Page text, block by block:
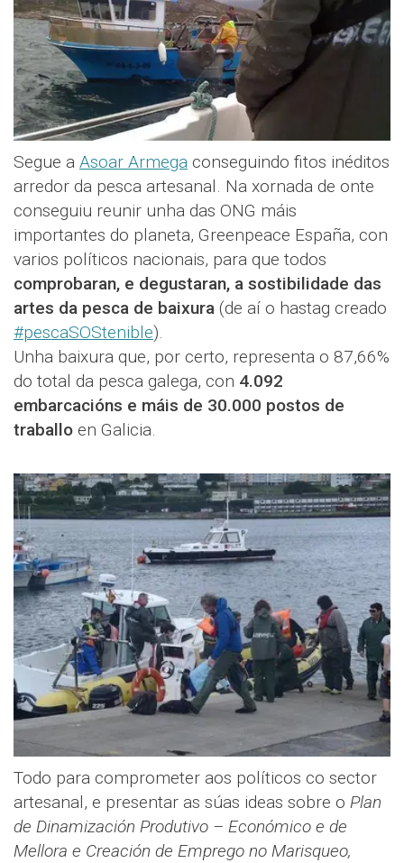
Segue a Asoar Armega conseguindo fitos inéditos
arredor da pesca artesanal. Na xornada de onte
conseguiu reunir unha das ONG máis
importantes do planeta, Greenpeace España, con
varios políticos nacionais, para que todos
comprobaran, e degustaran, a sostibilidade das
artes da pesca de baixura (de aí o hastag creado
#pescaSOStenible).
Unha baixura que, por certo, representa o 87,66%
do total da pesca galega, con 4.092
embarcacións e máis de 30.000 postos de
traballo en Galicia.
Todo para comprometer aos políticos co sector
artesanal, e presentar as súas ideas sobre o Plan
de Dinamización Produtivo – Económico e de
Mellora e Creación de Emprego no Marisqueo,